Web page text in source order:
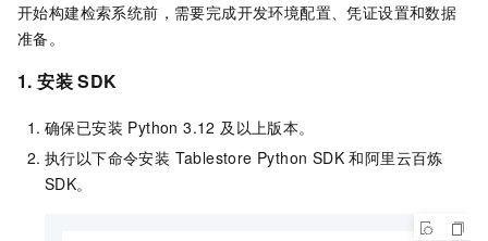
开始构建检索系统前，需要完成开发环境配置、凭证设置和数据
准备。
1. 安装 SDK
确保已安装 Python 3.12 及以上版本。
执行以下命令安装 Tablestore Python SDK 和阿里云百炼
SDK。